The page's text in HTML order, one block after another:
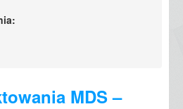
MDS –